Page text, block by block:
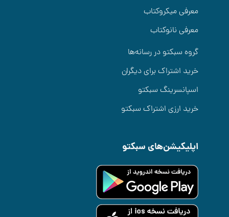
معرفی میکروکتاب
معرفی نانوکتاب
گروه سبکتو در رسانه‌ها
خرید اشتراک برای دیگران
اسپانسرینگ سبکتو
خرید ارزی اشتراک سبکتو
اپلیکیشن‌های سبکتو